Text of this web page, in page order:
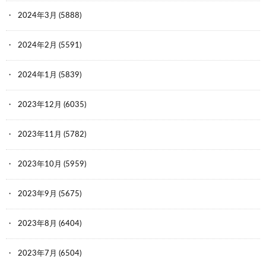
2024年3月 (5888)
2024年2月 (5591)
2024年1月 (5839)
2023年12月 (6035)
2023年11月 (5782)
2023年10月 (5959)
2023年9月 (5675)
2023年8月 (6404)
2023年7月 (6504)